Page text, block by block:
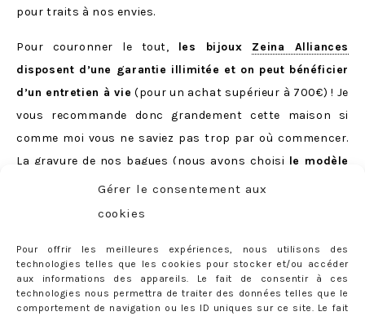
Gérer le consentement aux
cookies
Pour offrir les meilleures expériences, nous utilisons des
technologies telles que les cookies pour stocker et/ou accéder
aux informations des appareils. Le fait de consentir à ces
technologies nous permettra de traiter des données telles que le
comportement de navigation ou les ID uniques sur ce site. Le fait
pour traits à nos envies.
Pour couronner le tout, les bijoux Zeina Alliances
disposent d’une garantie illimitée et on peut bénéficier
d’un entretien à vie (pour un achat supérieur à 700€) ! Je
vous recommande donc grandement cette maison si
comme moi vous ne saviez pas trop par où commencer.
La gravure de nos bagues (nous avons choisi le modèle
) est elle-aussi gratuite, nous en avons bien
entendu profité pour inscrire quelques petits mots… qui